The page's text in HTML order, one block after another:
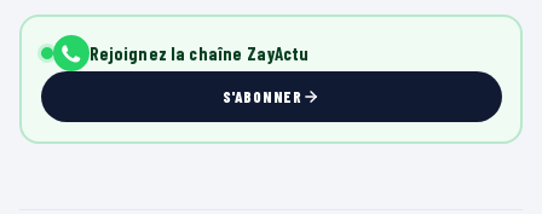
Rejoignez la chaîne ZayActu
S'ABONNER